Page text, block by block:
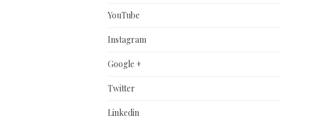
YouTube
Instagram
Google +
Twitter
Linkedin